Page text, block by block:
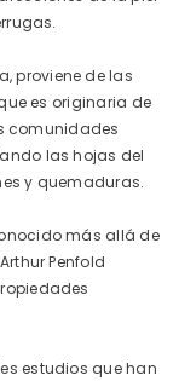
proviene de las
es originaria de
comunidades
las hojas del
y quemaduras.
más allá de
Penfold
estudios que han